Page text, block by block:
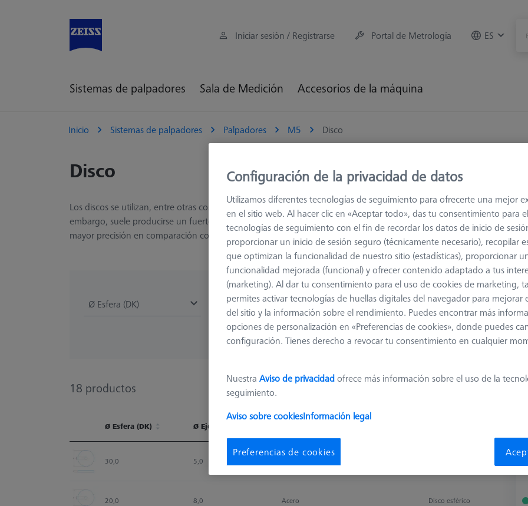
Iniciar sesión / Registrarse Portal de Metrología ES
Sistemas de palpadores Sala de Medición Accesorios de la máquina
Inicio Sistemas de palpadores Palpadores M5 Disco
Disco
Los discos se utilizan, entre otras cosas, para medir piezas de trabajo con simetría de rotación y con socavones o
embargo, suele producirse un fuerte filtrado de la rugosidad de la superficie. Con el diseño del palpador de disco
mayor precisión en comparación con los palpadores de disco.
Ø Esfera (DK) material de la punta del lápiz ópticoAnchura (B)
18 productos
Clasificar resultados
Ø Esfera (DK) Ø Eje (DS)
material de la punta del lápiz óptico
30,0
5,0
20,0 8,0 Acero Disco esférico
Configuración de la privacidad de datos
Utilizamos diferentes tecnologías de seguimiento para ofrecerte una mejor
en el sitio web. Al hacer clic en «Aceptar todo», das tu consentimiento para
tecnologías de seguimiento con el fin de recordar los datos de inicio de
proporcionar un inicio de sesión seguro (técnicamente necesario), recopilar
que optimizan la funcionalidad de nuestro sitio (estadísticas), proporcionar
funcionalidad mejorada (funcional) y ofrecer contenido adaptado a tus
(marketing). Al dar tu consentimiento para el uso de cookies de marketing,
permites activar tecnologías de huellas digitales del navegador para mejorar
del sitio y la información sobre el rendimiento. Puedes encontrar más
opciones de personalización en «Preferencias de cookies», donde puedes
configuración. Tienes derecho a revocar tu consentimiento en cualquier
Nuestra Aviso de privacidadofrece más información sobre el uso de la
seguimiento.
Aviso sobre cookiesInformación legal
Preferencias de cookies